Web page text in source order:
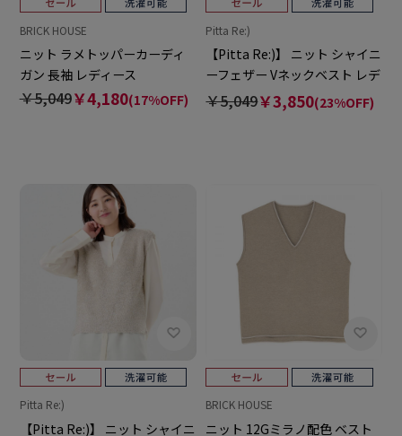
BRICK HOUSE
ニット ラメトッパーカーディ
ガン 長袖 レディース
￥5,049￥4,180(17%OFF)
Pitta Re:)
【Pitta Re:)】 ニット シャイニ
ーフェザー Vネックベスト レデ
ィース
￥5,049￥3,850(23%OFF)
Pitta Re:)
【Pitta Re:)】 ニット シャイニ
BRICK HOUSE
ニット 12Gミラノ配色 ベスト